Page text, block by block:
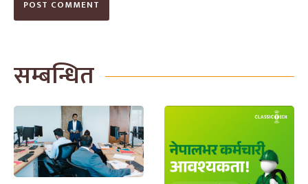
सम्बन्धित